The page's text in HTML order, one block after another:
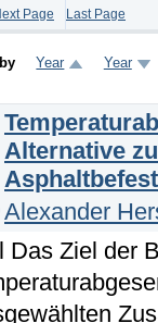
Page
Last Page
Year Year
Alternative
Alexander
Das Ziel der